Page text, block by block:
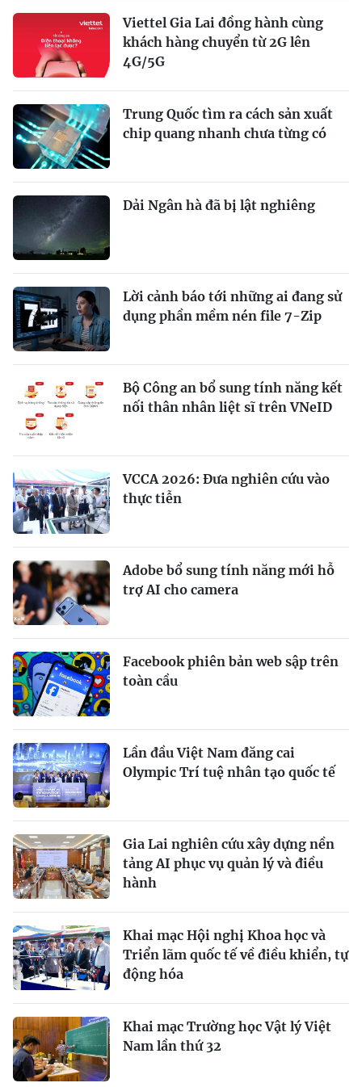
Viettel Gia Lai đồng hành cùng
khách hàng chuyển từ 2G lên
4G/5G
Trung Quốc tìm ra cách sản xuất
chip quang nhanh chưa từng có
Dải Ngân hà đã bị lật nghiêng
Lời cảnh báo tới những ai đang sử
dụng phần mềm nén file 7-Zip
Bộ Công an bổ sung tính năng kết
nối thân nhân liệt sĩ trên VNeID
VCCA 2026: Đưa nghiên cứu vào
thực tiễn
Adobe bổ sung tính năng mới hỗ
trợ AI cho camera
Facebook phiên bản web sập trên
toàn cầu
Lần đầu Việt Nam đăng cai
Olympic Trí tuệ nhân tạo quốc tế
Gia Lai nghiên cứu xây dựng nền
tảng AI phục vụ quản lý và điều
hành
Khai mạc Hội nghị Khoa học và
Triển lãm quốc tế về điều khiển, tự
động hóa
Khai mạc Trường học Vật lý Việt
Nam lần thứ 32